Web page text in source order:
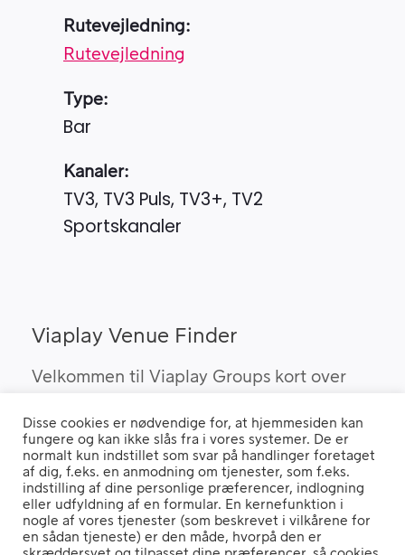
Rutevejledning:
Rutevejledning
Type:
Bar
Kanaler:
TV3, TV3 Puls, TV3+, TV2
Sportskanaler
Viaplay Venue Finder
Velkommen til Viaplay Groups kort over
finde barer, pubber og hoteller, som kan
vise Viaplay’s sportsrettigheder i Danmark.
Hvis du benytter en "Ad Blocker" vil du opleve, at siden ikke fungerer
ordentligt.
Disse cookies er nødvendige for, at hjemmesiden kan
fungere og kan ikke slås fra i vores systemer. De er
normalt kun indstillet som svar på handlinger foretaget
af dig, f.eks. en anmodning om tjenester, som f.eks.
indstilling af dine personlige præferencer, indlogning
eller udfyldning af en formular. En kernefunktion i
nogle af vores tjenester (som beskrevet i vilkårene for
en sådan tjeneste) er den måde, hvorpå den er